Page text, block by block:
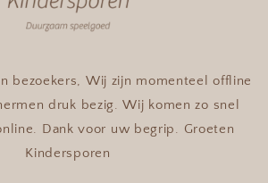
bezoekers, Wij zijn momenteel offline
druk bezig. Wij komen zo snel
Dank voor uw begrip. Groeten
Kindersporen